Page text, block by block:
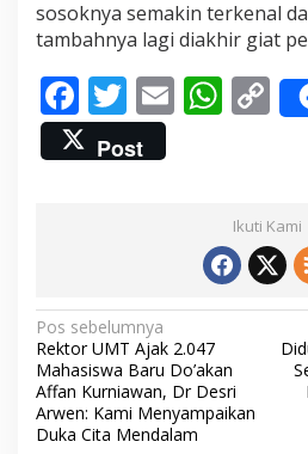
sosoknya semakin terkenal
tambahnya lagi diakhir giat
F
ac
e
k
T
w
itt
E W
s
A
p
p
C
o
y
Li
n
k
Post
Ikuti Kami
N
a
v
i
Pos sebelumnya
Rektor UMT Ajak 2.047
Mahasiswa Baru Do’akan
Affan Kurniawan, Dr Desri
Arwen: Kami Menyampaikan
Duka Cita Mendalam